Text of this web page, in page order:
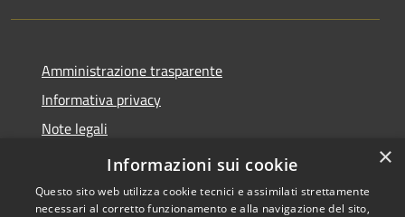
Amministrazione trasparente
Informativa privacy
Note legali
Dichiarazione di accessibilità
×
Informazioni sui cookie
Questo sito web utilizza cookie tecnici e assimilati strettamente
necessari al corretto funzionamento e alla navigazione del sito,